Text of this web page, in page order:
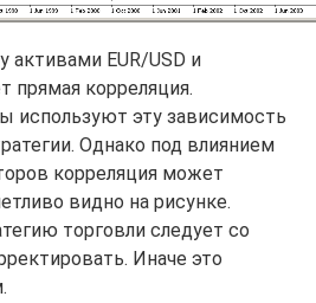
активами EUR/USD и
прямая корреляция.
используют эту зависимость
Однако под влиянием
корреляция может
видно на рисунке.
торговли следует со
Иначе это